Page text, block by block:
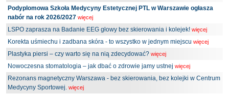
Podyplomowa Szkoła Medycyny Estetycznej PTL w Warszawie ogłasza
nabór na rok 2026/2027 więcej
LSPO zaprasza na Badanie EEG głowy bez skierowania i kolejek! więcej
Korekta uśmiechu i zadbana skóra - to wszystko w jednym miejscu więcej
Plastyka piersi – czy warto się na nią zdecydować? więcej
Nowoczesna stomatologia – jak dbać o zdrowie jamy ustnej więcej
Rezonans magnetyczny Warszawa - bez skierowania, bez kolejki w Centrum
Medycyny Sportowej. więcej